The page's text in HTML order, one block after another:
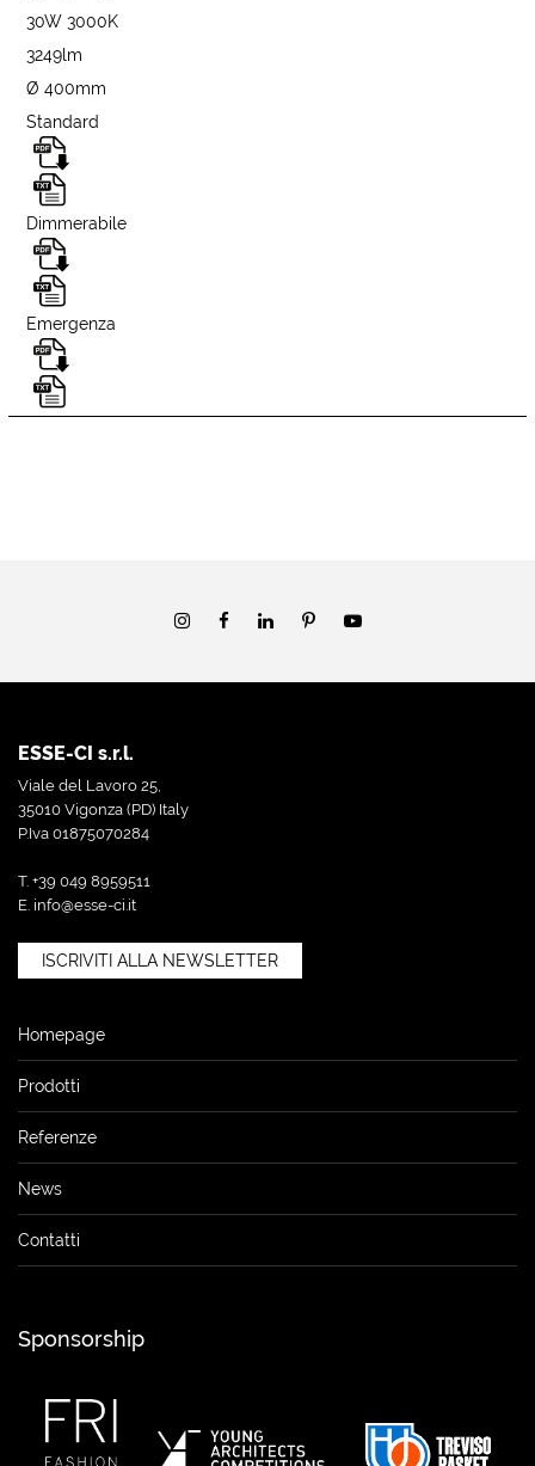
30W 3000K
3249lm
Ø 400mm
Standard
Dimmerabile
Emergenza
ESSE-CI s.r.l.
Viale del Lavoro 25,
35010 Vigonza (PD) Italy
P.Iva 01875070284
T. +39 049 8959511
E. info@esse-ci.it
ISCRIVITI ALLA NEWSLETTER
Homepage
Prodotti
Referenze
News
Contatti
Sponsorship